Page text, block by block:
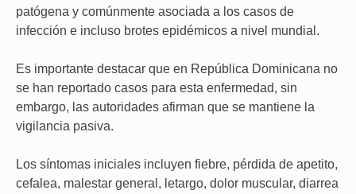
patógena y comúnmente asociada a los casos de
infección e incluso brotes epidémicos a nivel mundial.
Es importante destacar que en República Dominicana no
se han reportado casos para esta enfermedad, sin
embargo, las autoridades afirman que se mantiene la
vigilancia pasiva.
Los síntomas iniciales incluyen fiebre, pérdida de apetito,
cefalea, malestar general, letargo, dolor muscular, diarrea